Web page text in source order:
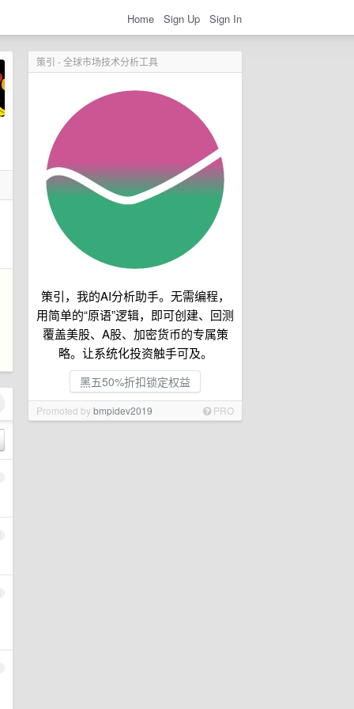
Home Sign Up Sign In
策引 - 全球市场技术分析工具
策引，我的AI分析助手。无需编程，
用简单的“原语”逻辑，即可创建、回测
覆盖美股、A股、加密货币的专属策
略。让系统化投资触手可及。
黑五50%折扣锁定权益
Promoted bybmpidev2019 PRO